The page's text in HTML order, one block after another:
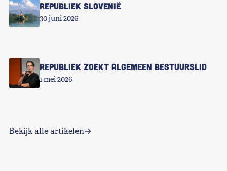
Republiek Slovenië
30 juni 2026
Republiek zoekt Algemeen Bestuurslid
1 mei 2026
Bekijk alle artikelen